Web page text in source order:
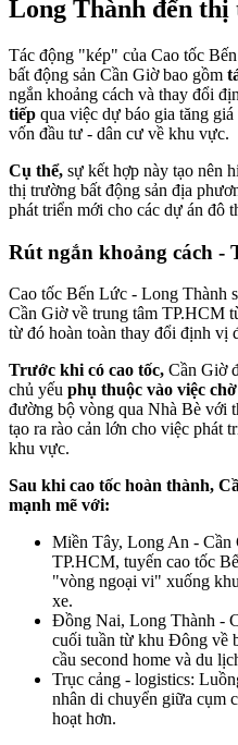
Long Thành đến
Tác động "kép" của Cao tốc
bất động sản Cần Giờ bao gồm
ngắn khoảng cách và thay đổi
tiếp qua việc dự báo gia tăng
vốn đầu tư - dân cư về khu vực.
Cụ thể, sự kết hợp này tạo nên
thị trường bất động sản địa
phát triển mới cho các dự án đô
Rút ngắn khoảng cách
Cao tốc Bến Lức - Long Thành
Cần Giờ về trung tâm TP.HCM
từ đó hoàn toàn thay đổi định vị
Trước khi có cao tốc, Cần Giờ
chủ yếu phụ thuộc vào việc
đường bộ vòng qua Nhà Bè với
tạo ra rào cản lớn cho việc phát
khu vực.
Sau khi cao tốc hoàn thành,
mạnh mẽ với:
Miền Tây, Long An - Cần
TP.HCM, tuyến cao tốc
"vòng ngoại vi" xuống
xe.
Đồng Nai, Long Thành -
cuối tuần từ khu Đông về
cầu second home và du
Trục cảng - logistics:
nhân di chuyển giữa cụm
hoạt hơn.